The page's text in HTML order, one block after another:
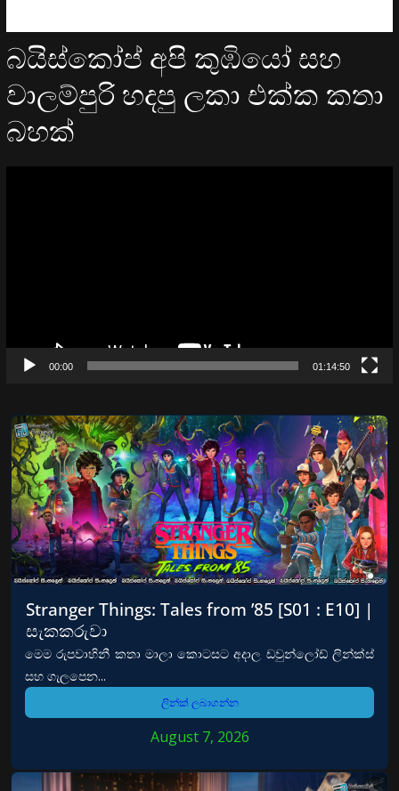
බයිස්කෝප් අපි කුඹියෝ සහ
වාලම්පුරි හදපු ලකා එක්ක කතා
බහක්
00:00 01:14:50
Stranger Things: Tales from ’85 [S01 : E10] |
සැකකරුවා
මෙම රුපවාහිනී කතා මාලා කොටසට අදාල ඩවුන්ලෝඩ් ලින්ක්ස්
සහ ගැලපෙන...
ලින්ක් ලබාගන්න
August 7, 2026